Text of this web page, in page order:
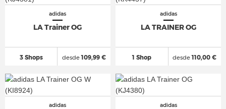
adidas
LA Trainer OG
3 Shops desde109,99 €
adidas
LA TRAINER OG
1 Shop desde110,00 €
adidas adidas